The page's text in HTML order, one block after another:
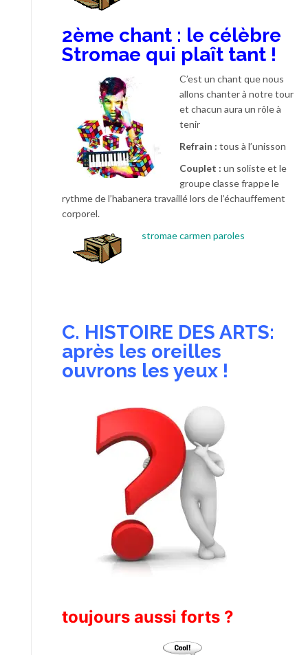
2ème chant : le célèbre
Stromae qui plaît tant !
C’est un chant que nous
allons chanter à notre tour
et chacun aura un rôle à
tenir
Refrain : tous à l’unisson
Couplet : un soliste et le
groupe classe frappe le
rythme de l’habanera travaillé lors de l’échauffement
corporel.
stromae carmen paroles
C. HISTOIRE DES ARTS:
après les oreilles
ouvrons les yeux !
toujours aussi forts ?